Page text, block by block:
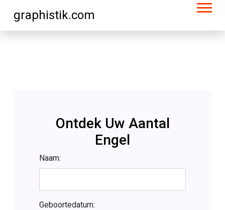
graphistik.com
Ontdek Uw Aantal
Engel
Naam:
Geboortedatum: